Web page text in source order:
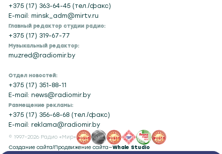
+375 (17) 363-64-45 (тел./факс)
E-mail: minsk_adm@mirtv.ru
Главный редактор студии радио:
+375 (17) 319-67-77
Музыкальный редактор:
muzred@radiomir.by
Отдел новостей:
+375 (17) 351-88-11
E-mail: news@radiomir.by
Размещение рекламы:
+375 (17) 356-68-68 (тел./факс)
E-mail: reklama@radiomir.by
© 1997–2026 Радио «Мир»
Создание сайта/Продвижение сайта—Whale Studio